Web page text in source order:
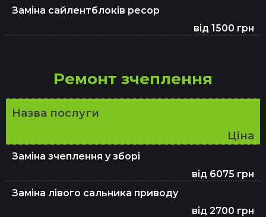
Регулювання клапанів
Заміна салонного фільтра у Києві
Заміна антифризу
Заміна ламп авто
Заміна сайлентблоків ресор
від 1500 грн
Ремонт зчеплення
Назва послуги
Ціна
Заміна зчеплення у зборі
від 6075 грн
Заміна лівого сальника приводу
від 2700 грн